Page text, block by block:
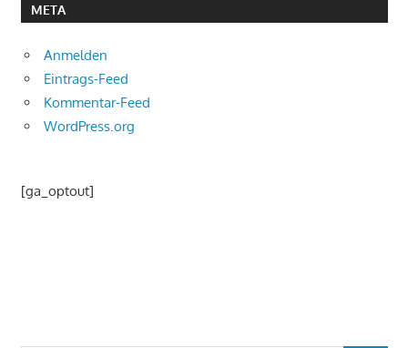
META
Anmelden
Eintrags-Feed
Kommentar-Feed
WordPress.org
[ga_optout]